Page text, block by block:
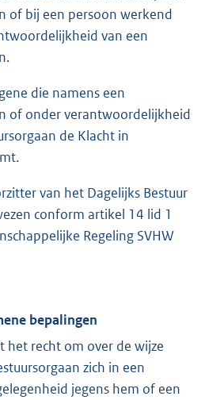
of bij een persoon werkend
van een
die namens een
of onder verantwoordelijkheid
de Klacht in
van het Dagelijks Bestuur
conform artikel 14 lid 1
Regeling SVHW
bepalingen
het recht om over de wijze
zich in een
jegens hem of een